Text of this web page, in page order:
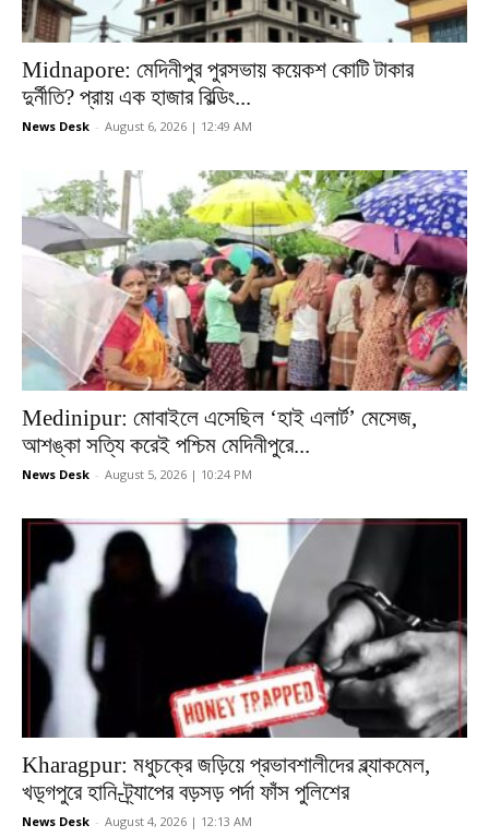
Midnapore: মেদিনীপুর পুরসভায় কয়েকশ কোটি টাকার
দুর্নীতি? প্রায় এক হাজার বিল্ডিং...
News Desk - August 6, 2026 | 12:49 AM
Medinipur: মোবাইলে এসেছিল ‘হাই এলার্ট’ মেসেজ,
আশঙ্কা সত্যি করেই পশ্চিম মেদিনীপুরে...
News Desk - August 5, 2026 | 10:24 PM
Kharagpur: মধুচক্রে জড়িয়ে প্রভাবশালীদের ব্ল্যাকমেল,
খড়্গপুরে হানি-ট্র্যাপের বড়সড় পর্দা ফাঁস পুলিশের
News Desk - August 4, 2026 | 12:13 AM